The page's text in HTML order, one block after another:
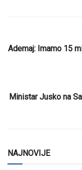
Ademaj: Imamo 15
Ministar Jusko na
NAJNOVIJE